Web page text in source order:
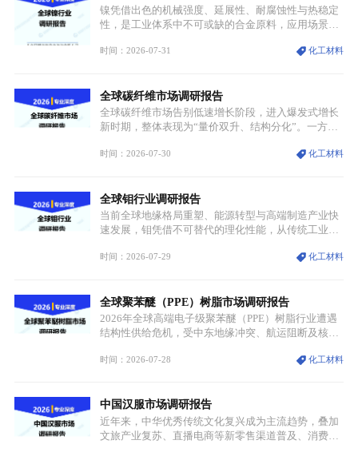
具备强劲的发展活力。
镍凭借出色的机械强度、延展性、耐腐蚀性与热稳定
性，是工业体系中不可或缺的合金原料，应用场景横
用价值难以被替代。依托理化优势，镍被全球主要经
型为新能源核心战略矿产，全球产业形成“印尼掌控
资源与产能、中国主导消费与技术、工艺向低碳湿法
迭代、再生镍加速补位”的全新格局。
时间：2026-07-31 化工材料
全球碳纤维市场调研报告
全球碳纤维市场告别低速增长阶段，进入爆发式增长
新时期，整体表现为“量价双升、结构分化”。一方面
持续扩张；另一方面产品、需求、应用场景呈现明显
体规模扩张，高附加值领域与规模化工业应用形成两
大独立增长体系。
时间：2026-07-30 化工材料
全球钼行业调研报告
当前全球地缘格局重塑、能源转型与高端制造产业快
速发展，钼凭借不可替代的理化性能，从传统工业金
需格局重构、价值体系重估的新阶段。钼是典型难熔
贯穿传统工业、高端制造、军工、新能源等多个核心
产业，成为现代工业体系中不可或缺的基础材料。
时间：2026-07-29 化工材料
全球聚苯醚（PPE）树脂市场调研报告
2026年全球高端电子级聚苯醚（PPE）树脂行业遭遇
结构性供给危机，受中东地缘冲突、航运阻断及核心
停产，行业长期维持寡头垄断的供应链格局彻底瓦
价无市”的供给真空，并沿高频覆铜板、PCB电路板向
AI服务器、5G基站等高端电子终端持续传导，全产业
链生产、成本、交付均承受巨大压力。
时间：2026-07-28 化工材料
中国汉服市场调研报告
近年来，中华优秀传统文化复兴成为主流趋势，叠加
文旅产业复苏、直播电商等新零售渠道普及、消费群